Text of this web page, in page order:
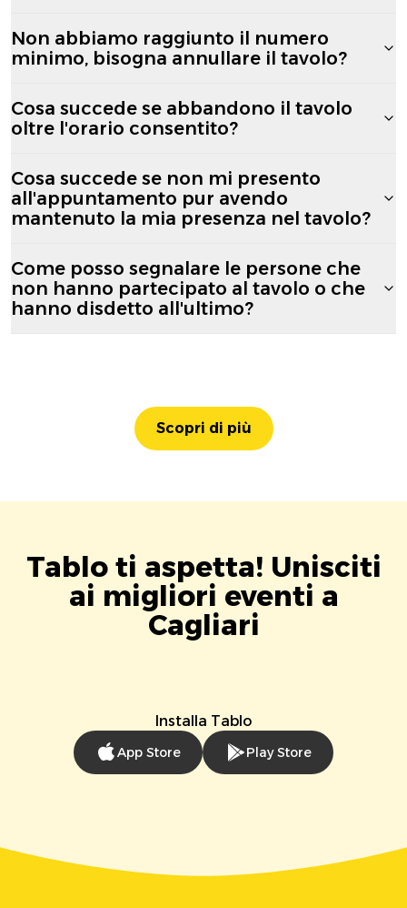
Non abbiamo raggiunto il numero
minimo, bisogna annullare il tavolo?
Cosa succede se abbandono il tavolo
oltre l'orario consentito?
Cosa succede se non mi presento
all'appuntamento pur avendo
mantenuto la mia presenza nel tavolo?
Come posso segnalare le persone che
non hanno partecipato al tavolo o che
hanno disdetto all'ultimo?
Scopri di più
Tablo ti aspetta! Unisciti
ai migliori eventi a
Cagliari
Installa Tablo
App Store Play Store